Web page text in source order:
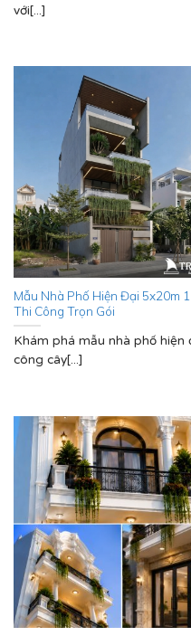
với[...]
Mẫu Nhà Phố Hiện Đại 5x20m
Thi Công Trọn Gói
Khám phá mẫu nhà phố
công cây[...]